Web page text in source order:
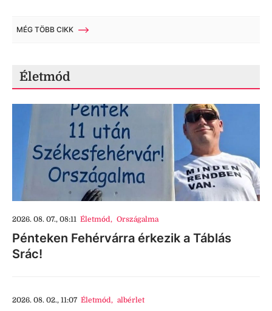
MÉG TÖBB CIKK
Életmód
2026. 08. 07., 08:11 Életmód, Országalma
Pénteken Fehérvárra érkezik a Táblás
Srác!
2026. 08. 02., 11:07 Életmód, albérlet